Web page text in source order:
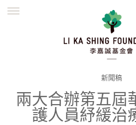
並肩同行
繁體
新聞稿
兩大合辦第五屆
護人員紓緩治